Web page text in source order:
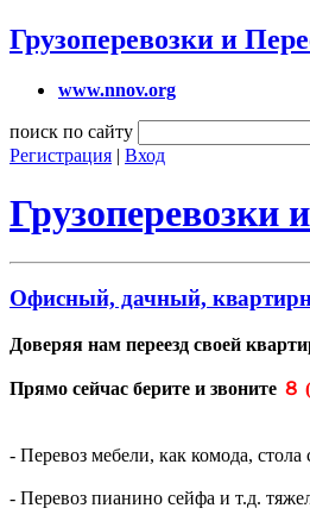
Грузоперевозки и
www.nnov.org
поиск по сайту
Регистрация | Вход
Офисный, дачный,
Доверяя нам переезд своей
Прямо сейчас берите и звоните ８
- Перевоз мебели, как комода,
- Перевоз пианино сейфа и т.д.